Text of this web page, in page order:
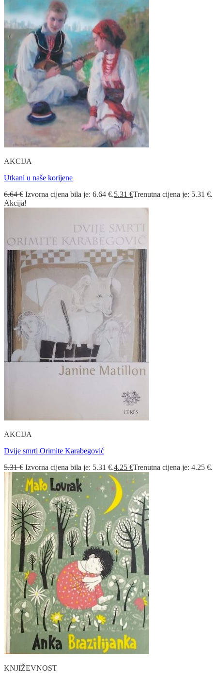
AKCIJA
Utkani u naše korijene
6.64€ Izvorna cijena bila je: 6.64 €.5.31 €Trenutna cijena je: 5.31 €.
Akcija!
AKCIJA
Dvije smrti Orimite Karabegović
5.31€ Izvorna cijena bila je: 5.31 €.4.25 €Trenutna cijena je: 4.25 €.
KNJIŽEVNOST